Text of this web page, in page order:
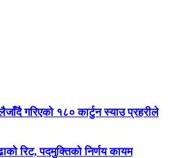
गरिएको १८० कार्टुन स्याउ प्रहरीले
रिट, पदमुक्तिको निर्णय कायम